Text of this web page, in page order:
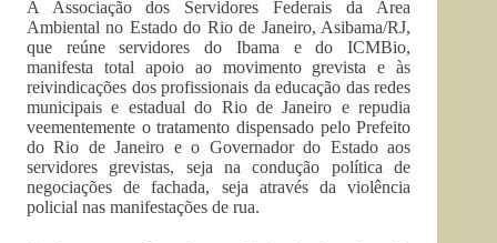
A Associação dos Servidores Federais da Área
Ambiental no Estado do Rio de Janeiro, Asibama/RJ,
que reúne servidores do Ibama e do ICMBio,
manifesta total apoio ao movimento grevista e às
reivindicações dos profissionais da educação das redes
municipais e estadual do Rio de Janeiro e repudia
veementemente o tratamento dispensado pelo Prefeito
do Rio de Janeiro e o Governador do Estado aos
servidores grevistas, seja na condução política de
negociações de fachada, seja através da violência
policial nas manifestações de rua.